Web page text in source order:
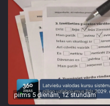
pirms 5 dienām, 12 stundām